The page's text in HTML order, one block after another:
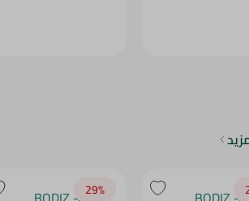
29‎%‎